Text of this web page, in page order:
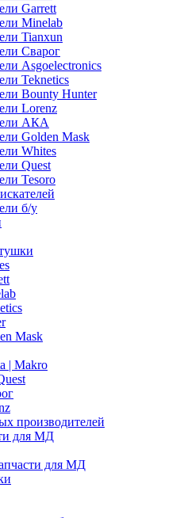
Garrett
Minelab
Tianxun
Сварог
Asgoelectronics
Teknetics
Bounty Hunter
Lorenz
АКА
Golden Mask
Whites
Quest
Tesoro
б/у
Mask
| Makro
производителей
для МД
для МД